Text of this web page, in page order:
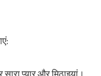
प्यार और मिठाइयां।